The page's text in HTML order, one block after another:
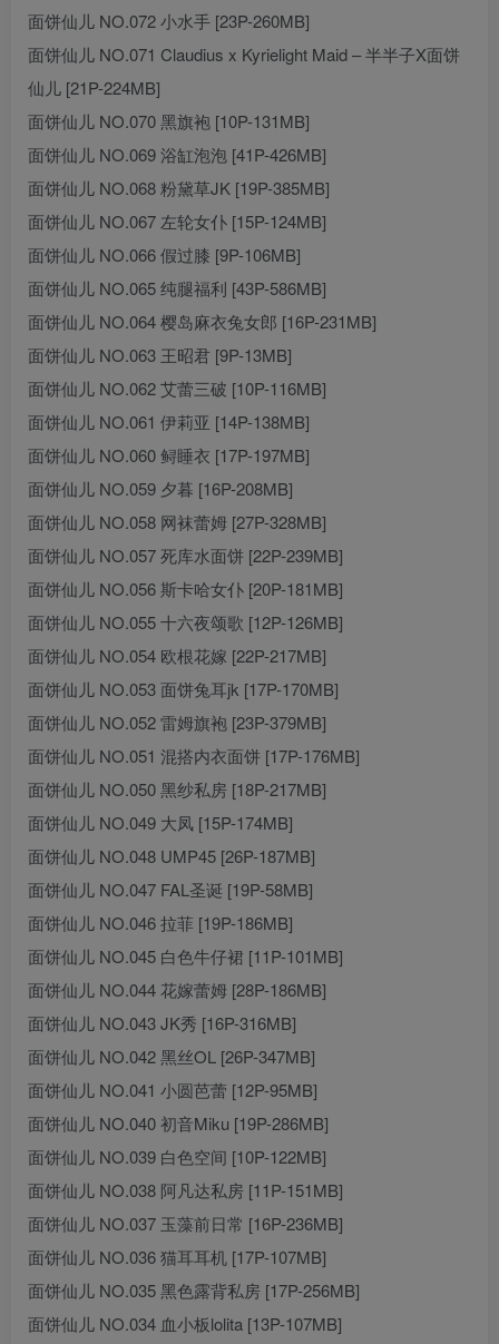
面饼仙儿 NO.072 小水手 [23P-260MB]
面饼仙儿 NO.071 Claudius x Kyrielight Maid – 半半子X面饼
仙儿 [21P-224MB]
面饼仙儿 NO.070 黑旗袍 [10P-131MB]
面饼仙儿 NO.069 浴缸泡泡 [41P-426MB]
面饼仙儿 NO.068 粉黛草JK [19P-385MB]
面饼仙儿 NO.067 左轮女仆 [15P-124MB]
面饼仙儿 NO.066 假过膝 [9P-106MB]
面饼仙儿 NO.065 纯腿福利 [43P-586MB]
面饼仙儿 NO.064 樱岛麻衣兔女郎 [16P-231MB]
面饼仙儿 NO.063 王昭君 [9P-13MB]
面饼仙儿 NO.062 艾蕾三破 [10P-116MB]
面饼仙儿 NO.061 伊莉亚 [14P-138MB]
面饼仙儿 NO.060 鲟睡衣 [17P-197MB]
面饼仙儿 NO.059 夕暮 [16P-208MB]
面饼仙儿 NO.058 网袜蕾姆 [27P-328MB]
面饼仙儿 NO.057 死库水面饼 [22P-239MB]
面饼仙儿 NO.056 斯卡哈女仆 [20P-181MB]
面饼仙儿 NO.055 十六夜颂歌 [12P-126MB]
面饼仙儿 NO.054 欧根花嫁 [22P-217MB]
面饼仙儿 NO.053 面饼兔耳jk [17P-170MB]
面饼仙儿 NO.052 雷姆旗袍 [23P-379MB]
面饼仙儿 NO.051 混搭内衣面饼 [17P-176MB]
面饼仙儿 NO.050 黑纱私房 [18P-217MB]
面饼仙儿 NO.049 大凤 [15P-174MB]
面饼仙儿 NO.048 UMP45 [26P-187MB]
面饼仙儿 NO.047 FAL圣诞 [19P-58MB]
面饼仙儿 NO.046 拉菲 [19P-186MB]
面饼仙儿 NO.045 白色牛仔裙 [11P-101MB]
面饼仙儿 NO.044 花嫁蕾姆 [28P-186MB]
面饼仙儿 NO.043 JK秀 [16P-316MB]
面饼仙儿 NO.042 黑丝OL [26P-347MB]
面饼仙儿 NO.041 小圆芭蕾 [12P-95MB]
面饼仙儿 NO.040 初音Miku [19P-286MB]
面饼仙儿 NO.039 白色空间 [10P-122MB]
面饼仙儿 NO.038 阿凡达私房 [11P-151MB]
面饼仙儿 NO.037 玉藻前日常 [16P-236MB]
面饼仙儿 NO.036 猫耳耳机 [17P-107MB]
面饼仙儿 NO.035 黑色露背私房 [17P-256MB]
面饼仙儿 NO.034 血小板lolita [13P-107MB]